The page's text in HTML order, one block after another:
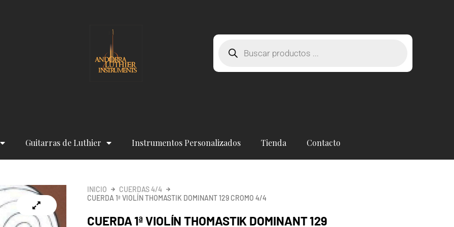
Búsqueda
productos
Guitarras de Luthier Instrumentos Personalizados Tienda Contacto
INICIO
CUERDAS 4/4
CUERDA 1ª VIOLÍN THOMASTIK DOMINANT 129 CROMO 4/4
CUERDA 1ª VIOLÍN THOMASTIK DOMINANT 129